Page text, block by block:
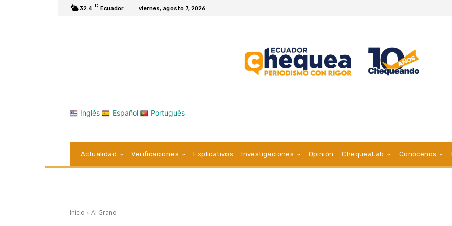
32.4 C Ecuador viernes, agosto 7, 2026
Inglés Español Português
Actualidad Verificaciones Explicativos Investigaciones Opinión ChequeaLab Conócenos
Inicio Al Grano